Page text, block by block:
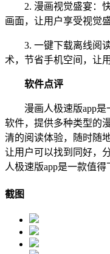
2. 漫画视觉盛宴：快
画面，让用户享受视觉盛
3. 一键下载离线阅读
术，节省手机空间，让
软件点评
漫画人极速版app是
软件，提供多种类型的
清的阅读体验，随时随
让用户可以找到同好，
人极速版app是一款值得
截图